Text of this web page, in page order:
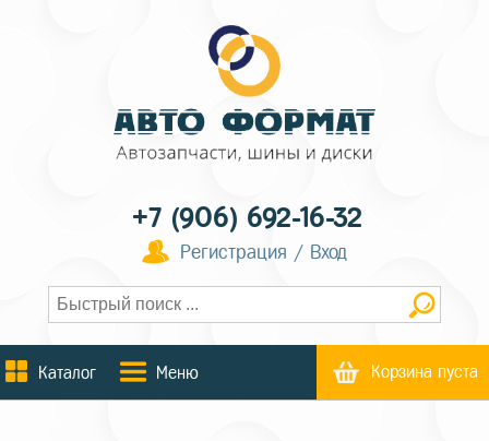
+7 (906) 692-16-32
Регистрация / Вход
Каталог Меню Корзина пуста